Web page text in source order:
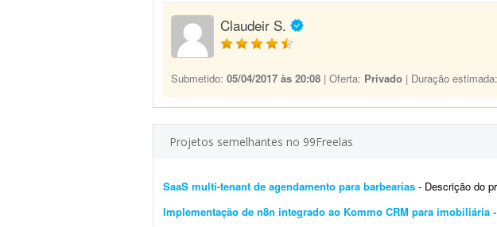
Claudeir S.
Submetido: 05/04/2017 às 20:08 | Oferta: Privado | Duração estimada:
Projetos semelhantes no 99Freelas
SaaS multi-tenant de agendamento para barbearias - Descrição do projeto
Implementação de n8n integrado ao Kommo CRM para imobiliária -